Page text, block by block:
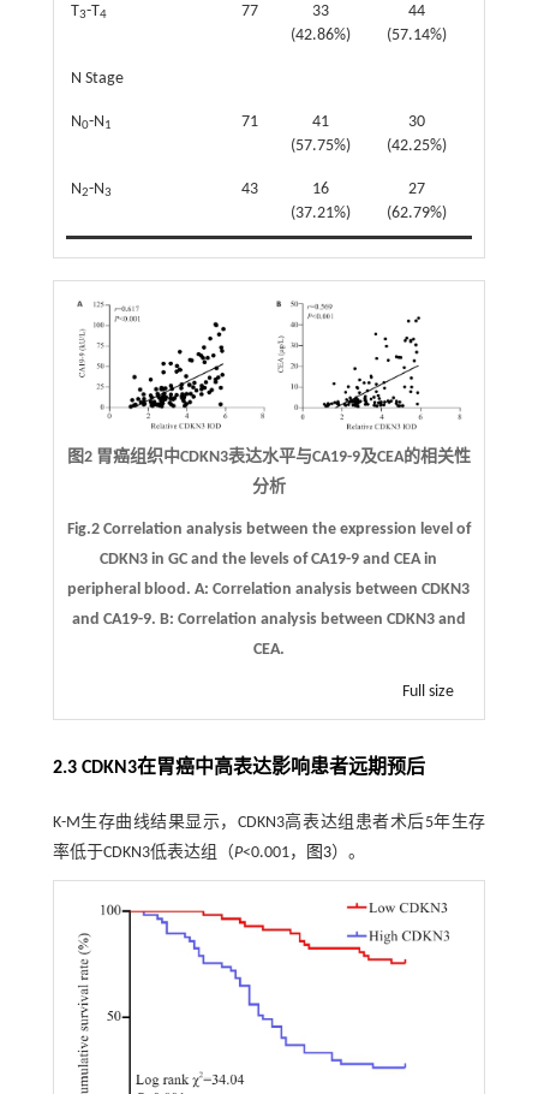
T3-T4 77
33
(42.86%)
44
(57.14%)
N Stage
N0-N1 71
41
(57.75%)
30
(42.25%)
N2-N3 43
16
(37.21%)
27
(62.79%)
图2 胃癌组织中CDKN3表达水平与CA19-9及CEA的相关性
分析
Fig.2 Correlation analysis between the expression level of
CDKN3 in GC and the levels of CA19-9 and CEA in
peripheral blood.A: Correlation analysis between CDKN3
and CA19-9. B: Correlation analysis between CDKN3 and
CEA.
Full size
2.3 CDKN3在胃癌中高表达影响患者远期预后
K-M生存曲线结果显示，CDKN3高表达组患者术后5年生存
率低于CDKN3低表达组（P<0.001， 图3）。